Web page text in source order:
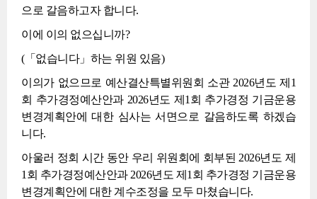
으로 갈음하고자 합니다.
이에 이의 없으십니까?
(「없습니다」하는 위원 있음)
이의가 없으므로 예산결산특별위원회 소관 2026년도 제1
회 추가경정예산안과 2026년도 제1회 추가경정 기금운용
변경계획안에 대한 심사는 서면으로 갈음하도록 하겠습
니다.
아울러 정회 시간 동안 우리 위원회에 회부된 2026년도 제
1회 추가경정예산안과 2026년도 제1회 추가경정 기금운용
변경계획안에 대한 계수조정을 모두 마쳤습니다.